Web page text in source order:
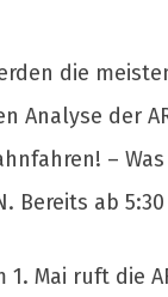
die
Analyse der
–
Bereits ab
Mai ruft die